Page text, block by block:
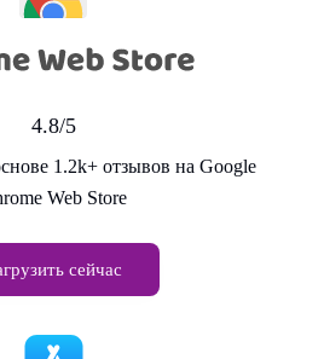
4.8/5
1.2k+ отзывов на Google
Web Store
сейчас